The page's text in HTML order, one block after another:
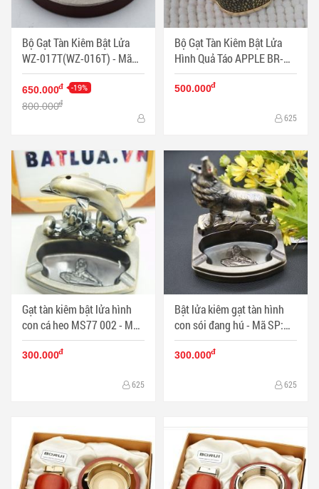
Bộ Gạt Tàn Kiêm Bật Lửa
WZ-017T(WZ-016T) - Mã
SP: BL09695
650.000đ -19%
800.000đ
Bộ Gạt Tàn Kiêm Bật Lửa
Hình Quả Táo APPLE BR-
20T - Mã SP: BL09699
500.000đ
625
Gạt tàn kiêm bật lửa hình
con cá heo MS77 002 - Mã
SP: BL00483
300.000đ
625
Bật lửa kiêm gạt tàn hình
con sói đang hú - Mã SP:
BL01250
300.000đ
625